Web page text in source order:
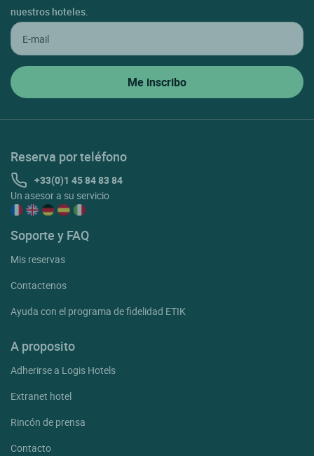
nuestros hoteles.
Reserva por teléfono
+33(0)1 45 84 83 84
Un asesor a su servicio
Soporte y FAQ
Mis reservas
Contactenos
Ayuda con el programa de fidelidad ETIK
A proposito
Adherirse a Logis Hotels
Extranet hotel
Rincón de prensa
Contacto